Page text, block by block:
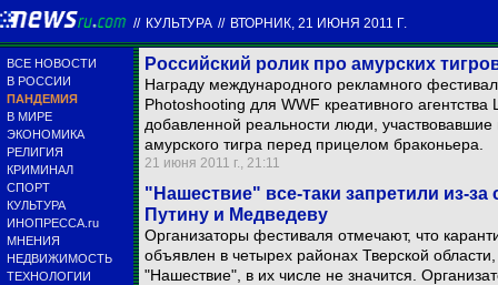
// КУЛЬТУРА // ВТОРНИК, 21 ИЮНЯ 2011 Г.
ВСЕ НОВОСТИ
В РОССИИ
ПАНДЕМИЯ
В МИРЕ
ЭКОНОМИКА
РЕЛИГИЯ
КРИМИНАЛ
СПОРТ
КУЛЬТУРА
ИНОПРЕССА.ru
МНЕНИЯ
НЕДВИЖИМОСТЬ
ТЕХНОЛОГИИ
Российский ролик про амурских
Награду международного рекламного
Photoshooting для WWF креативного
добавленной реальности люди, участвовавшие
амурского тигра перед прицелом браконьера.
21 июня 2011 г., 21:11
"Нашествие" все-таки запретили из-
Путину и Медведеву
Организаторы фестиваля отмечают, что
объявлен в четырех районах Тверской
"Нашествие", в их числе не значится.